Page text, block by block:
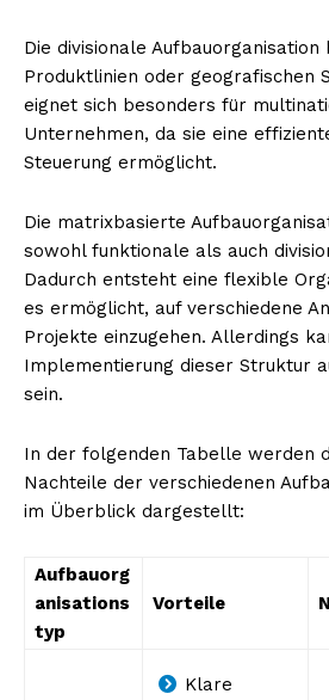
Die divisionale
Produktlinien oder geografischen
eignet sich besonders für
Unternehmen, da sie eine
Steuerung ermöglicht.
Die matrixbasierte
sowohl funktionale als auch
Dadurch entsteht eine flexible
es ermöglicht, auf verschiedene
Projekte einzugehen. Allerdings
Implementierung dieser Struktur
sein.
In der folgenden Tabelle werden
Nachteile der verschiedenen
im Überblick dargestellt:
Aufbauorg
anisations
typ
Vorteile
Klare